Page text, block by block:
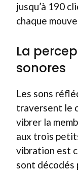
jusqu’à 190
chaque
La
sonores
Les sons
traversent le
vibrer la
aux trois
vibration est
sont décodés